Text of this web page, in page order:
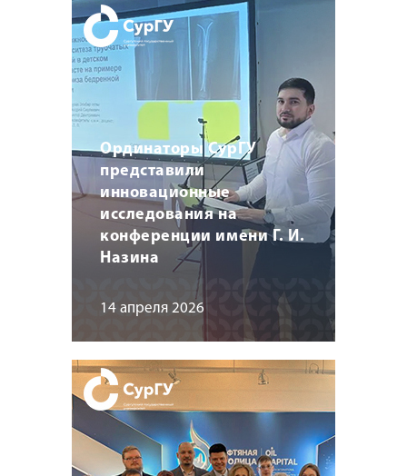
Ординаторы СурГУ
представили
инновационные
исследования на
конференции имени Г. И.
Назина
14 апреля 2026